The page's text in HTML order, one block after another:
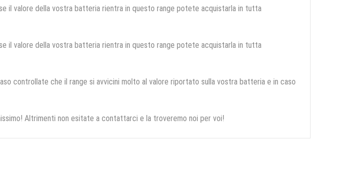
il valore della vostra batteria rientra in questo range potete acquistarla in tutta
il valore della vostra batteria rientra in questo range potete acquistarla in tutta
controllate che il range si avvicini molto al valore riportato sulla vostra batteria e in caso
Altrimenti non esitate a contattarci e la troveremo noi per voi!